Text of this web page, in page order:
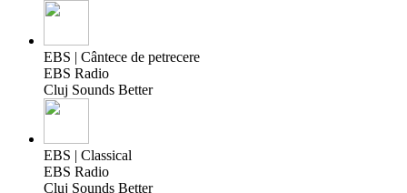
EBS | Cântece de petrecere
EBS Radio
Cluj Sounds Better
EBS | Classical
EBS Radio
Cluj Sounds Better